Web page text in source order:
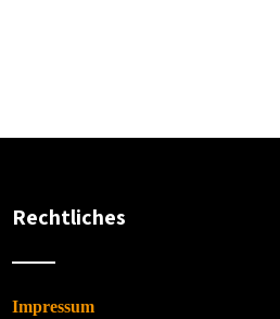
Rechtliches
Impressum